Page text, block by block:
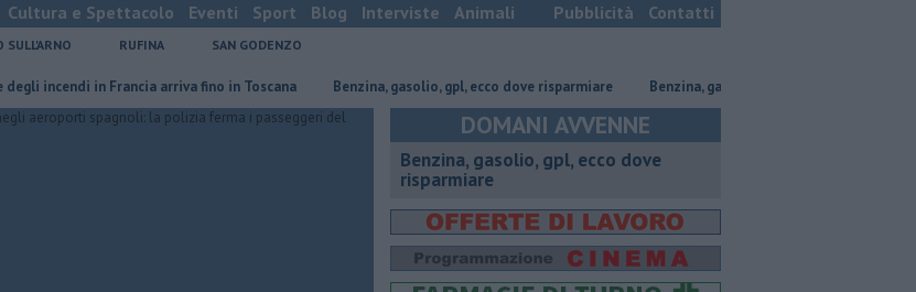
Cultura e Spettacolo Eventi Sport Blog Interviste Animali Pubblicità Contatti
SULL'ARNO RUFINA SAN GODENZO
in Francia arriva fino in Toscana ​Benzina, gasolio, gpl, ecco dove risparmiare ​Benzina, gasolio, gpl, ecco dove risparmiare
DOMANI AVVENNE
​Benzina, gasolio, gpl, ecco dove
risparmiare